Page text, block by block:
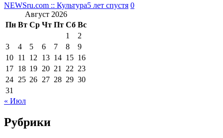
NEWSru.com :: Культура5 лет спустя 0
Август 2026
Пн Вт Ср Чт Пт Сб Вс
1
2
3
4 5 6 7 8
9
10 11 12 13 14 15 16
17 18 19 20 21 22 23
24 25 26 27 28 29 30
31
« Июл
Рубрики